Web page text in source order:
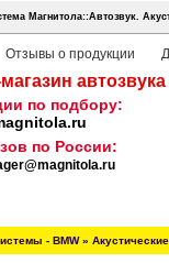
Магнитола::Автозвук.
Отзывы о продукции
по подбору:
по России:
- BMW»